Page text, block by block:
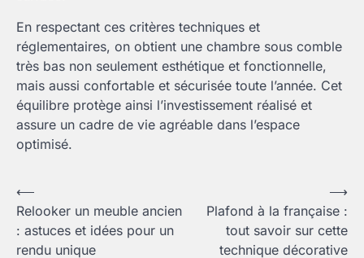
En respectant ces critères techniques et
réglementaires, on obtient une chambre sous comble
très bas non seulement esthétique et fonctionnelle,
mais aussi confortable et sécurisée toute l’année. Cet
équilibre protège ainsi l’investissement réalisé et
assure un cadre de vie agréable dans l’espace
optimisé.
Navigation
de
l’article
⟵
Relooker un meuble ancien
: astuces et idées pour un
rendu unique
Plafond à la française :
tout savoir sur cette
technique décorative
⟶